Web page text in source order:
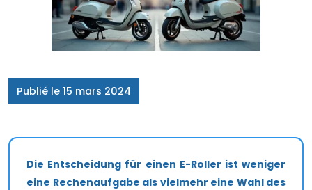
Publié le 15 mars 2024
Die Entscheidung für einen E-Roller ist weniger
eine Rechenaufgabe als vielmehr eine Wahl des